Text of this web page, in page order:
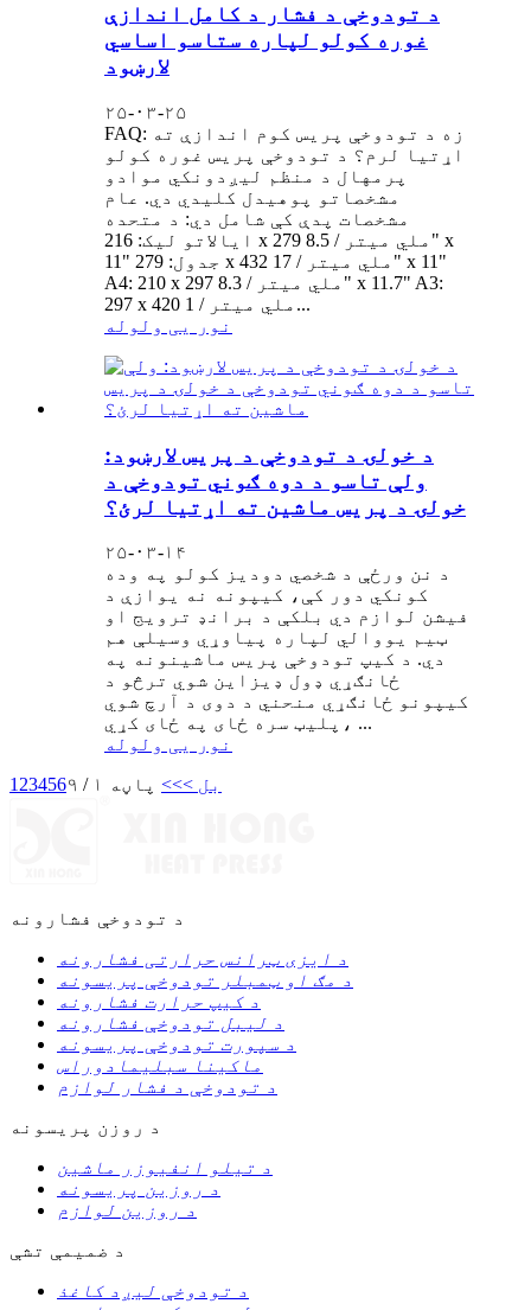
د تودوخې د فشار د کامل اندازې
غوره کولو لپاره ستاسو اساسي
لارښود
۲۵-۰۳-۲۵
FAQ: زه د تودوخې پریس کوم اندازې ته
اړتیا لرم؟ د تودوخې پریس غوره کولو
پرمهال د منظم لیږدونکي موادو
مشخصاتو پوهیدل کلیدي دي. عام
مشخصات پدې کې شامل دي: د متحده
ایالاتو لیک: 216 x 279 ملي میتر / 8.5" x
11" جدول: 279 x 432 ملي میتر / 17" x 11"
A4: 210 x 297 ملي میتر / 8.3" x 11.7" A3:
297 x 420 ملي میتر / 1...
نور یی ولوله
د خولۍ د تودوخې د پریس لارښود:
ولې تاسو د دوه ګوني تودوخې د
خولۍ د پریس ماشین ته اړتیا لرئ؟
۲۵-۰۳-۱۴
د نن ورځې د شخصي دودیز کولو په وده
کونکي دور کې، کیپونه نه یوازې د
فیشن لوازم دي بلکې د برانډ ترویج او
ټیم یووالي لپاره پیاوړي وسیلې هم
دي. د کیپ تودوخې پریس ماشینونه په
ځانګړي ډول ډیزاین شوي ترڅو د
کیپونو ځانګړي منحني د دوی د آرچ شوي
پلیټ سره ځای په ځای کړي، ...
نور یی ولوله
1 23456 بل >>> پاڼه ۱ / ۹
د تودوخې فشارونه
د ایزی ټرانس حرارتی فشارونه
د مګ او ټمبلر تودوخې پریسونه
د کیپ حرارت فشارونه
د لیبل تودوخې فشارونه
د سپورت تودوخې پریسونه
ماکینا سبلیمادوراس
د تودوخې د فشار لوازم
د روزن پریسونه
د تیلو انفیوزر ماشین
د روزین پریسونه
د روزین لوازم
د ضمیمې تشې
د تودوخې لیږد کاغذ